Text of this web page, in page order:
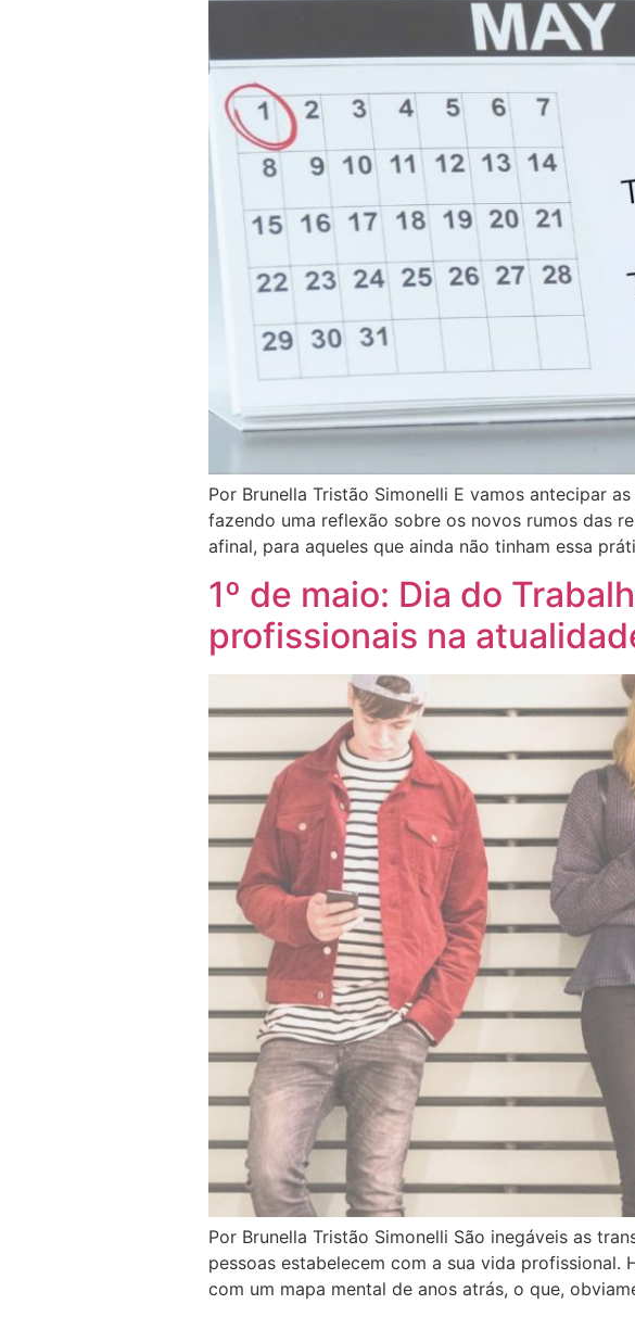
Por Brunella Tristão Simonelli E vamos antecipar
fazendo uma reflexão sobre os novos rumos das
afinal, para aqueles que ainda não tinham essa
1º de maio: Dia do
profissionais na
Por Brunella Tristão Simonelli São inegáveis as
pessoas estabelecem com a sua vida
com um mapa mental de anos atrás, o que,